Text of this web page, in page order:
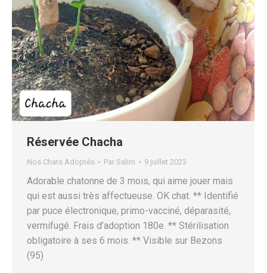
Réservée Chacha
Nos Chats Adoptés Par Salim 9 juillet 2023
Adorable chatonne de 3 mois, qui aime jouer mais
qui est aussi très affectueuse. OK chat. ** Identifié
par puce électronique, primo-vacciné, déparasité,
vermifugé. Frais d’adoption 180e. ** Stérilisation
obligatoire à ses 6 mois. ** Visible sur Bezons
(95)